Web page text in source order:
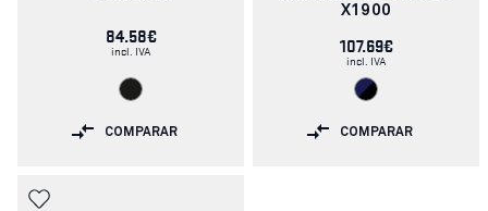
84.58€
incl. IVA
COMPARAR
X1900
107.69€
incl. IVA
COMPARAR